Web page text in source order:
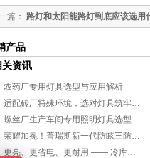
篇： 路灯和太阳能路灯到底应该选用
产品
关资讯
农药厂专用灯具选型与应用解析
适配砖厂特殊环境，选对灯具筑牢生产安全线
螺丝厂生产车间专用照明灯具选型方案
荣耀加冕！普瑞斯新一代防眩三防灯BC-L斩获2026阿拉丁神灯奖
更亮、更省电、更耐用 —— 冷库照明优选